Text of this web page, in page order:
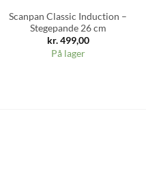
Scanpan Classic Induction –
Stegepande 26 cm
kr.499,00
På lager